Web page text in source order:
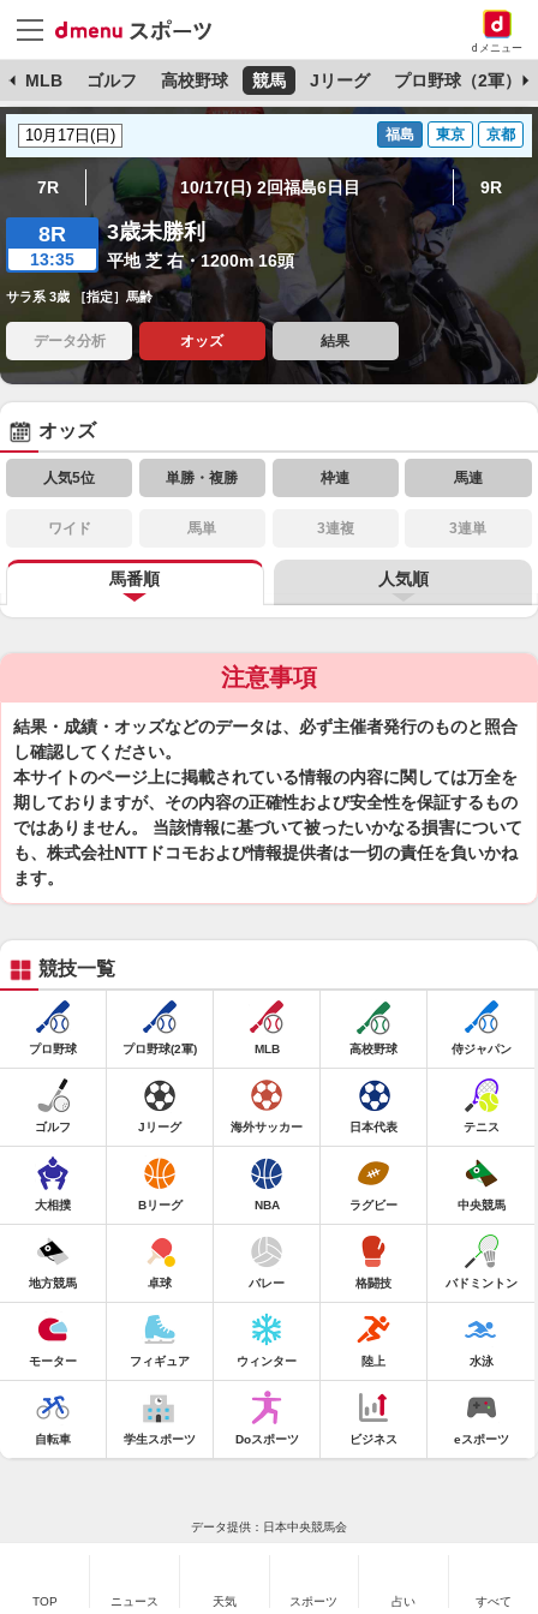
dメニュー
MLB ゴルフ 高校野球 競馬 Jリーグ プロ野球（2軍）
福島 東京 京都
7R 10/17(日) 2回福島6日目 9R
8R
13:35
3歳未勝利
平地 芝 右・1200m 16頭
サラ系 3歳 ［指定］馬齢
データ分析 オッズ 結果
オッズ
人気5位 単勝・複勝 枠連 馬連
ワイド 馬単 3連複 3連単
馬番順 人気順
注意事項
結果・成績・オッズなどのデータは、必ず主催者発行のものと照合
し確認してください。
本サイトのページ上に掲載されている情報の内容に関しては万全を
期しておりますが、その内容の正確性および安全性を保証するもの
ではありません。 当該情報に基づいて被ったいかなる損害について
も、株式会社NTTドコモおよび情報提供者は一切の責任を負いかね
ます。
競技一覧
プロ野球 プロ野球(2軍) MLB 高校野球 侍ジャパン
ゴルフ Jリーグ 海外サッカー 日本代表 テニス
大相撲 Bリーグ NBA ラグビー 中央競馬
地方競馬 卓球 バレー 格闘技 バドミントン
モーター フィギュア ウィンター 陸上 水泳
自転車 学生スポーツ Doスポーツ ビジネス eスポーツ
データ提供：日本中央競馬会
TOP ニュース 天気 スポーツ 占い すべて